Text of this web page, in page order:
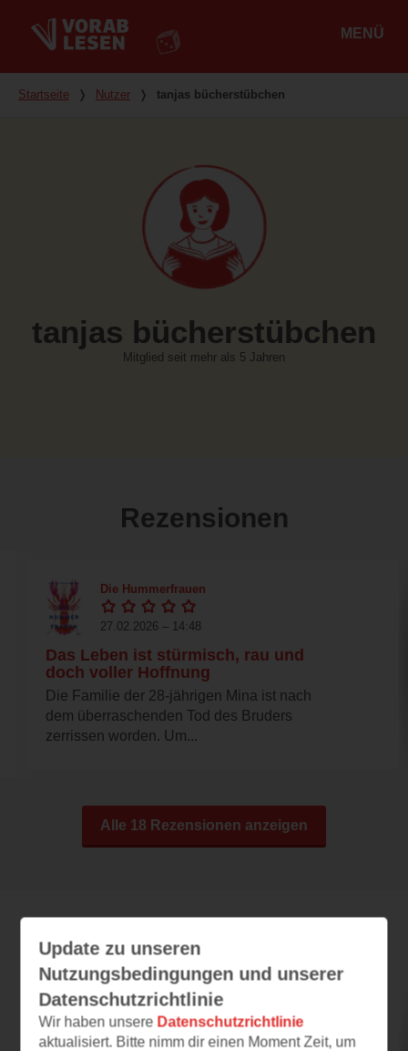
MENÜ
Du bist hier
Startseite ❭ Nutzer ❭ tanjas bücherstübchen
tanjas bücherstübchen
Mitglied seit mehr als 5 Jahren
Rezensionen
Die Hummerfrauen
27.02.2026 – 14:48
Das Leben ist stürmisch, rau und
doch voller Hoffnung
Die Familie der 28-jährigen Mina ist nach
dem überraschenden Tod des Bruders
zerrissen worden. Um...
Alle 18 Rezensionen anzeigen
Leseeindrücke
Das Haus an der Herengracht
Update zu unseren
Nutzungsbedingungen und unserer
Datenschutzrichtlinie
Wir haben unsere Datenschutzrichtlinie
aktualisiert. Bitte nimm dir einen Moment Zeit, um